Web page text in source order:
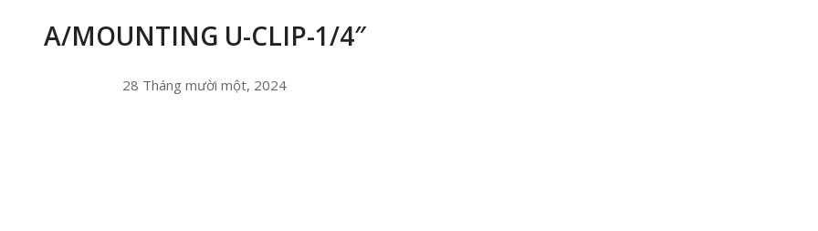
A/MOUNTING U-CLIP-1/4″
28 Tháng mười một, 2024